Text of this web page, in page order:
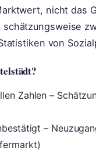
nicht das
von
Zahlen –
–